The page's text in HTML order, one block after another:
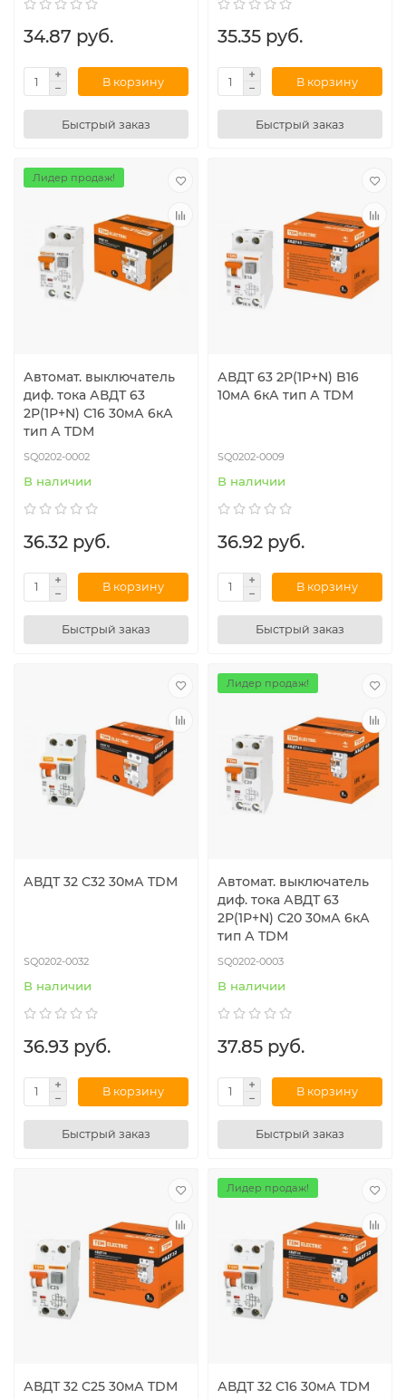
34.87 руб.
В корзину
Быстрый заказ
35.35 руб.
В корзину
Быстрый заказ
Лидер продаж!
Автомат. выключатель
диф. тока АВДТ 63
2Р(1Р+N) C16 30мА 6кА
тип А TDM
SQ0202-0002
В наличии
36.32 руб.
В корзину
Быстрый заказ
АВДТ 63 2Р(1Р+N) B16
10мА 6кА тип А TDM
SQ0202-0009
В наличии
36.92 руб.
В корзину
Быстрый заказ
АВДТ 32 C32 30мА TDM
SQ0202-0032
В наличии
36.93 руб.
В корзину
Быстрый заказ
Лидер продаж!
Автомат. выключатель
диф. тока АВДТ 63
2Р(1Р+N) C20 30мА 6кА
тип А TDM
SQ0202-0003
В наличии
37.85 руб.
В корзину
Быстрый заказ
АВДТ 32 C25 30мА TDM
Лидер продаж!
АВДТ 32 C16 30мА TDM